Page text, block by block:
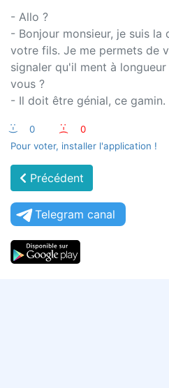
- Allo ?
- Bonjour monsieur, je suis
votre fils. Je me permets de
signaler qu'il ment à
vous ?
- Il doit être génial, ce
:-) 0 :-(
0
Pour voter, installer l'application !
Précédent
Telegram canal